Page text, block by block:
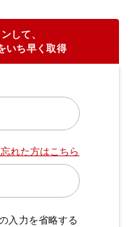
して、
いち早く取得
れた方はこちら
入力を省略する